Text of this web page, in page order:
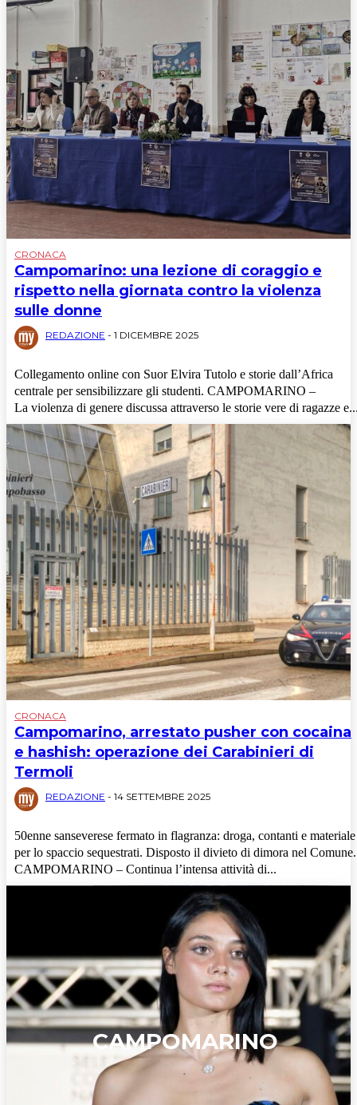
CAMPOMARINO
CRONACA
Campomarino: una lezione di coraggio e
rispetto nella giornata contro la violenza
sulle donne
REDAZIONE - 1 DICEMBRE 2025
Collegamento online con Suor Elvira Tutolo e storie dall’Africa
centrale per sensibilizzare gli studenti. CAMPOMARINO –
La violenza di genere discussa attraverso le storie vere di ragazze
CRONACA
Campomarino, arrestato pusher con cocaina
e hashish: operazione dei Carabinieri di
Termoli
REDAZIONE - 14 SETTEMBRE 2025
50enne sanseverese fermato in flagranza: droga, contanti e materiale
per lo spaccio sequestrati. Disposto il divieto di dimora nel Comune.
CAMPOMARINO – Continua l’intensa attività di...